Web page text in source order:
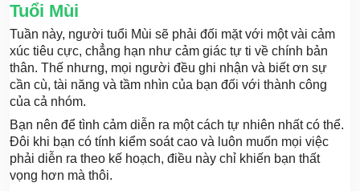
Tuổi Mùi
Tuần này, người tuổi Mùi sẽ phải đối mặt với một vài cảm
xúc tiêu cực, chẳng hạn như cảm giác tự ti về chính bản
thân. Thế nhưng, mọi người đều ghi nhận và biết ơn sự
cần cù, tài năng và tầm nhìn của bạn đối với thành công
của cả nhóm.
Bạn nên để tình cảm diễn ra một cách tự nhiên nhất có thể.
Đôi khi bạn có tính kiểm soát cao và luôn muốn mọi việc
phải diễn ra theo kế hoạch, điều này chỉ khiến bạn thất
vọng hơn mà thôi.